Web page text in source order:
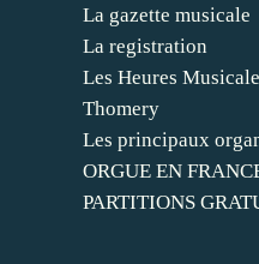
La gazette musicale
La registration
Les Heures
Thomery
Les principaux
ORGUE EN
PARTITIONS